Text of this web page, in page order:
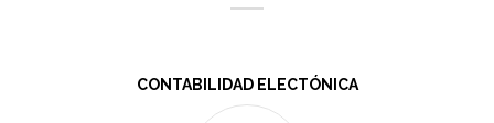
CONTABILIDAD ELECTÓNICA